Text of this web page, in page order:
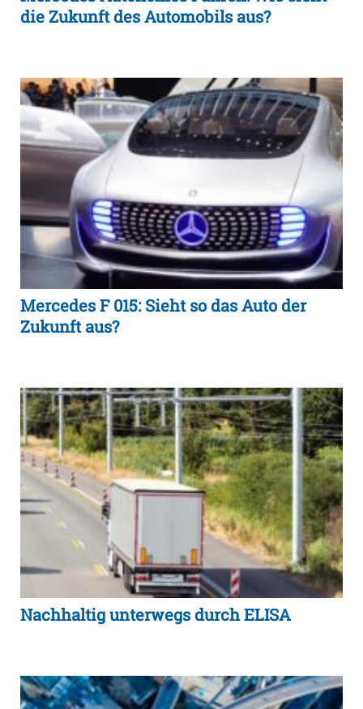
die Zukunft des Automobils aus?
Mercedes F 015: Sieht so das Auto der
Zukunft aus?
Nachhaltig unterwegs durch ELISA